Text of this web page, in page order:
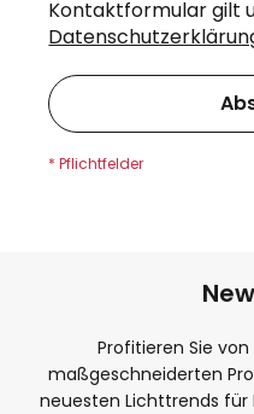
Kontaktformular gilt
Profitieren Sie
maßgeschneiderten
neuesten Lichttrends für